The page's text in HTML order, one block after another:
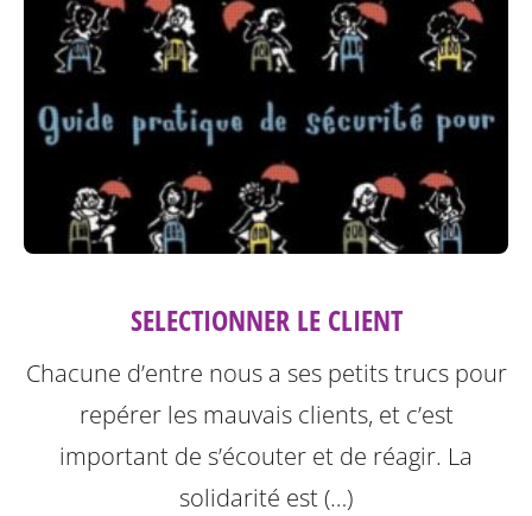
SELECTIONNER LE CLIENT
Chacune d’entre nous a ses petits trucs pour
repérer les mauvais clients, et c’est
important de s’écouter et de réagir. La
solidarité est (…)